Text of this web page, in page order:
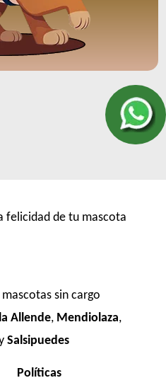
felicidad de tu mascota
sin cargo
Allende, Mendiolaza,
Salsipuedes
Políticas